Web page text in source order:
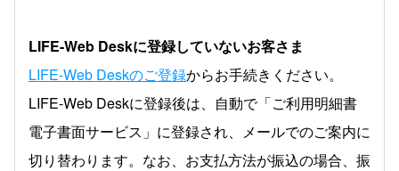
LIFE-Web Deskに登録していないお客さま
LIFE-Web Deskのご登録からお手続きください。
LIFE-Web Deskに登録後は、自動で「ご利用明細書
電子書面サービス」に登録され、メールでのご案内に
切り替わります。なお、お支払方法が振込の場合、振